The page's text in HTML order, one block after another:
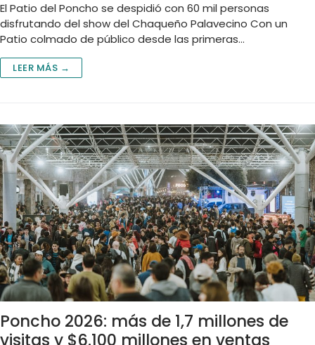
El Patio del Poncho se despidió con 60 mil personas
disfrutando del show del Chaqueño Palavecino Con un
Patio colmado de público desde las primeras…
LEER MÁS →
Poncho 2026: más de 1,7 millones de
visitas y $6.100 millones en ventas